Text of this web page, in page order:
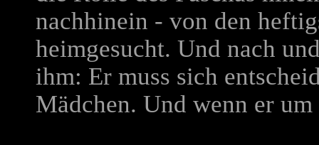
nachhinein - von den
heimgesucht. Und nach
ihm: Er muss sich
Mädchen. Und wenn er